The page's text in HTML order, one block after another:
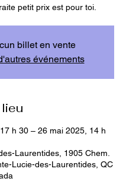
petit prix est pour toi.
billet en vente
événements
h 30 – 26 mai 2025, 14 h
Laurentides, 1905 Chem.
Lucie-des-Laurentides, QC